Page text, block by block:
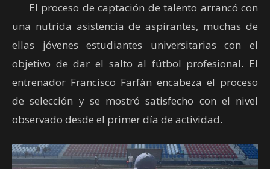
El proceso de captación de talento arrancó con
una nutrida asistencia de aspirantes, muchas de
ellas jóvenes estudiantes universitarias con el
objetivo de dar el salto al fútbol profesional. El
entrenador Francisco Farfán encabeza el proceso
de selección y se mostró satisfecho con el nivel
observado desde el primer día de actividad.